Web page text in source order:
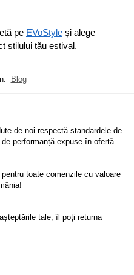
pe EVoStyle și alege
stilului tău estival.
Blog
de noi respectă standardele de
performanță expuse în ofertă.
toate comenzile cu valoare
tale, îl poți returna